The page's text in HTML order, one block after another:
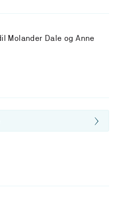
Molander Dale og Anne